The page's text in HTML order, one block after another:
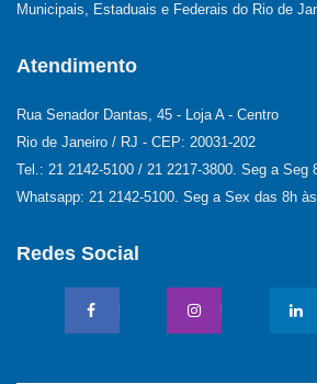
Municipais, Estaduais e Federais do Rio de
Atendimento
Rua Senador Dantas, 45 - Loja A - Centro
Rio de Janeiro / RJ - CEP: 20031-202
Tel.: 21 2142-5100 / 21 2217-3800. Seg a Seg
Whatsapp: 21 2142-5100. Seg a Sex das 8h
Redes Social